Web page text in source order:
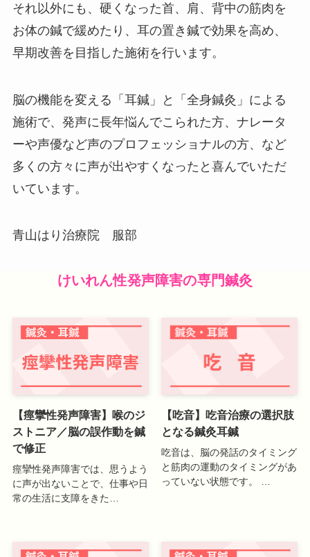
それ以外にも、硬くなった首、肩、背中の筋肉を
お体の鍼で緩めたり、耳の置き鍼で効果を高め、
早期改善を目指した施術を行います。
脳の機能を変える「耳鍼」と「全身鍼灸」による
施術で、発声に長年悩んでこられた方、ナレータ
ーや声優など声のプロフェッショナルの方、など
多くの方々に声が出やすくなったと喜んでいただ
いています。
青山はり治療院 服部
けいれん性発声障害の専門鍼灸
【痙攣性発声障害】喉のジ
ストニア／脳の誤作動を鍼
で修正
痙攣性発声障害では、思うよう
に声が出ないことで、仕事や日
常の生活に支障をきた…
【吃音】吃音治療の選択肢
となる鍼灸耳鍼
吃音は、脳の発話のタイミング
と筋肉の運動のタイミングがあ
っていない状態です。 …